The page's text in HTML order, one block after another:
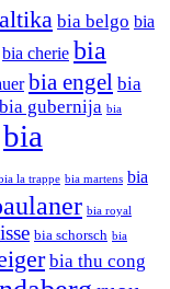
bia belgo bia
bia cherie bia
bia engel bia
bia gubernija bia
bia
la trappe bia martens bia
bia royal
bia schorsch bia
bia thu cong